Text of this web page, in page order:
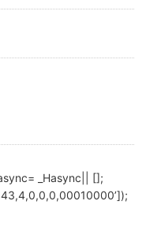
_Hasync|| [];